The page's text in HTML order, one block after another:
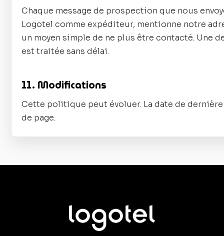
Chaque message de prospection que nous
Logotel comme expéditeur, mentionne notre
un moyen simple de ne plus être contacté. Une
est traitée sans délai.
11. Modifications
Cette politique peut évoluer. La date de
de page.